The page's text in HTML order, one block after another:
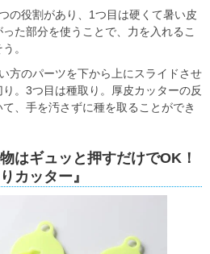
の役割があり、1つ目は硬くて暑い皮
た部分を使うことで、力を入れるこ
。
方のパーツを下から上にスライドさせ
。3つ目は種取り。厚皮カッターの反
、手を汚さずに種を取ることができ
はギュッと押すだけでOK！
カッター』